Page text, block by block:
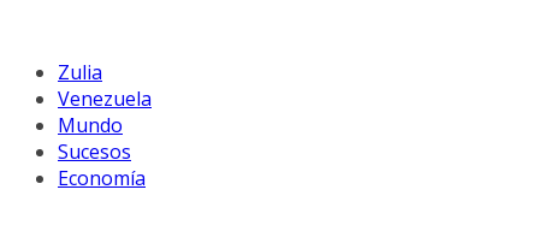
Zulia
Venezuela
Mundo
Sucesos
Economía